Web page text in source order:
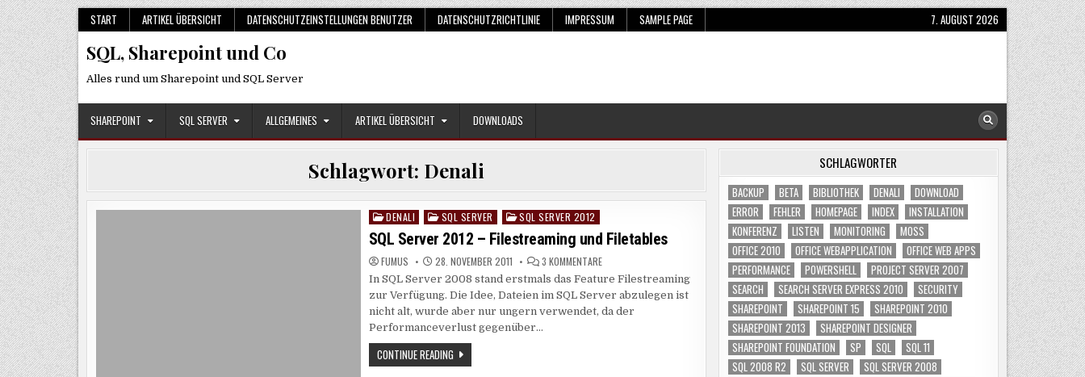
Skip
to
content
START ARTIKEL ÜBERSICHT DATENSCHUTZEINSTELLUNGEN BENUTZER DATENSCHUTZRICHTLINIE IMPRESSUM SAMPLE PAGE 7. AUGUST 2026
SQL, Sharepoint und Co
Alles rund um Sharepoint und SQL Server
SHAREPOINT SQL SERVER ALLGEMEINES ARTIKEL ÜBERSICHT DOWNLOADS
Schlagwort: Denali
Posted
in
DENALI SQL SERVER SQL SERVER 2012
SQL Server 2012 – Filestreaming und Filetables
FUMUS 28. NOVEMBER 2011 3 KOMMENTAREZU
SQL
SERVER
–
FILESTREAMING
UND
In SQL Server 2008 stand erstmals das Feature Filestreaming
zur Verfügung. Die Idee, Dateien im SQL Server abzulegen ist
nicht alt, wurde aber nur ungern verwendet, da der
Performanceverlust gegenüber…
CONTINUE READINGSQL
SERVER
SCHLAGWÖRTER
BACKUP BETA BIBLIOTHEK DENALI
DOWNLOAD
ERROR
FEHLER HOMEPAGE INDEX
INSTALLATION
KONFERENZ
LISTEN MONITORING
MOSS
OFFICE 2010
OFFICE WEBAPPLICATION
OFFICE WEB APPS
PERFORMANCE
POWERSHELL
PROJECT SERVER 2007
SEARCH
SEARCH SERVER EXPRESS 2010
SECURITY
SHAREPOINT
SHAREPOINT 15
SHAREPOINT 2010
SHAREPOINT 2013
SHAREPOINT DESIGNER
SHAREPOINT FOUNDATION
SP SQL
SQL 11
SQL 2008 R2
SQL SERVER
SQL SERVER 2008